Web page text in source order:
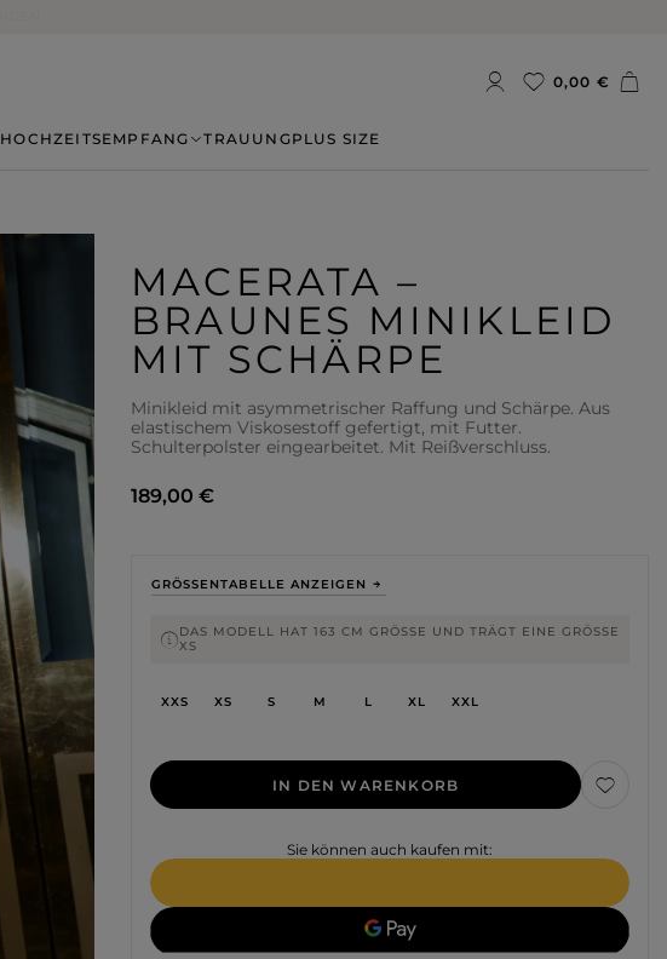
0,00 €
Farbe
HOCHZEITSEMPFANG TRAUUNGPLUS SIZE
MACERATA –
BRAUNES MINIKLEID
MIT SCHÄRPE
Minikleid mit asymmetrischer Raffung und Schärpe. Aus
elastischem Viskosestoff gefertigt, mit Futter.
Schulterpolster eingearbeitet. Mit Reißverschluss.
GRÖSSENTABELLE ANZEIGEN
DAS MODELL HAT 163 CM GRÖSSE UND TRÄGT EINE GRÖSSE XS
XXS XS S M L XL XXL
IN DEN WARENKORB
Sie können auch kaufen mit:
189,00 €